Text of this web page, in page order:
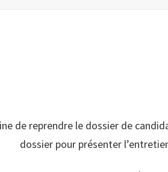
de reprendre le dossier de
dossier pour présenter